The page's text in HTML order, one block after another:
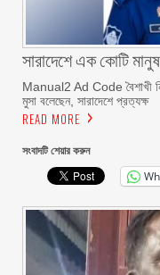
সারাদেশে এক কোটি
Manual2 Ad Code বৈশাখী
মুসা বলেছেন, সারাদেশে প্রত্যক্ষ
READ MORE
সংবাদটি শেয়ার করুন